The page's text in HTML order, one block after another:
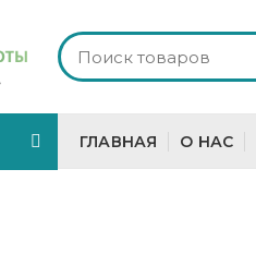
ГЛАВНАЯ О НАС